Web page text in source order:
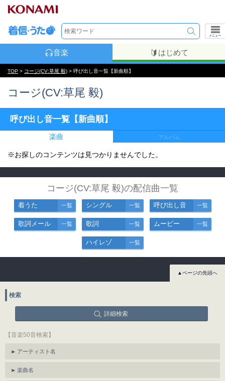
メニュー
音楽 はじめて
TOP > コージ(CV:草尾 毅) > 呼び出し音一覧【新曲順】
コージ(CV:草尾 毅)
呼び出し音一覧【新曲順】
楽曲 アルバム
※お探しのコンテンツは見つかりませんでした。
コージ(CV:草尾 毅)の配信曲一覧
着うた 一覧 シングル 一覧 呼び出し音 一覧
歌詞メール 一覧 歌詞 一覧 ムービー 一覧
ハイレゾ 一覧
▲ページの先頭へ
検索
詳細検索
【音楽50音検索】
アーティスト名
楽曲名